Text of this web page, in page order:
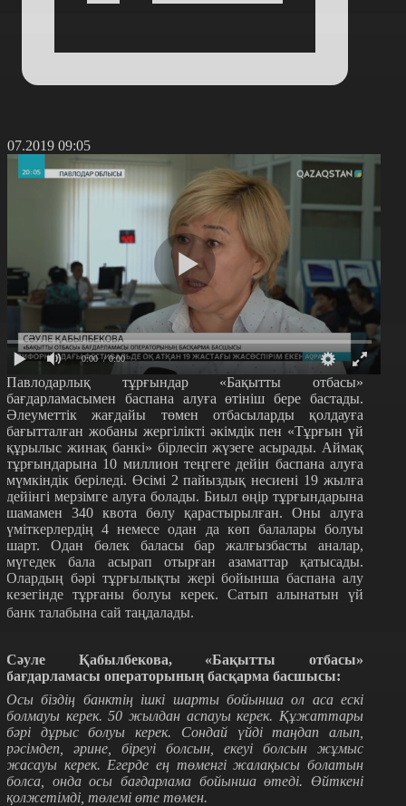
09:05
0:00 / 0:00
Павлодарлық тұрғындар «Бақытты отбасы»
бағдарламасымен баспана алуға өтініш бере бастады.
Әлеуметтік жағдайы төмен отбасыларды қолдауға
бағытталған жобаны жергілікті әкімдік пен «Тұрғын үй
құрылыс жинақ банкі» бірлесіп жүзеге асырады. Аймақ
тұрғындарына 10 миллион теңгеге дейін баспана алуға
мүмкіндік беріледі. Өсімі 2 пайыздық несиені 19 жылға
дейінгі мерзімге алуға болады. Биыл өңір тұрғындарына
шамамен 340 квота бөлу қарастырылған. Оны алуға
үміткерлердің 4 немесе одан да көп балалары болуы
шарт. Одан бөлек баласы бар жалғызбасты аналар,
мүгедек бала асырап отырған азаматтар қатысады.
Олардың бәрі тұрғылықты жері бойынша баспана алу
кезегінде тұрғаны болуы керек. Сатып алынатын үй
банк талабына сай таңдалады.
Сәуле Қабылбекова, «Бақытты отбасы»
бағдарламасы операторының басқарма басшысы:
Осы біздің банктің ішкі шарты бойынша ол аса ескі
болмауы керек. 50 жылдан аспауы керек. Құжаттары
бәрі дұрыс болуы керек. Сондай үйді таңдап алып
рәсімдеп, әрине, біреуі болсын, екеуі болсын жұмыс
жасауы керек. Егерде ең төменгіжалақысы болатын
болса,
онда осы бағдарлама бойынша өтеді. Өйткені
қолжетімді, төлемі өте төмен.